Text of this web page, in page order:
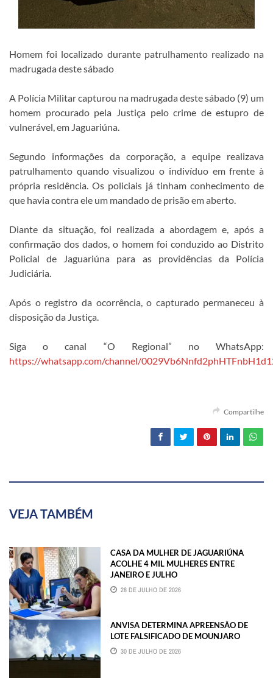
Homem foi localizado durante patrulhamento realizado na
madrugada deste sábado
A Polícia Militar capturou na madrugada deste sábado (9) um
homem procurado pela Justiça pelo crime de estupro de
vulnerável, em Jaguariúna.
Segundo informações da corporação, a equipe realizava
patrulhamento quando visualizou o indivíduo em frente à
própria residência. Os policiais já tinham conhecimento de
que havia contra ele um mandado de prisão em aberto.
Diante da situação, foi realizada a abordagem e, após a
confirmação dos dados, o homem foi conduzido ao Distrito
Policial de Jaguariúna para as providências da Polícia
Judiciária.
Após o registro da ocorrência, o capturado permaneceu à
disposição da Justiça.
Siga o canal “O Regional” no WhatsApp:
https://whatsapp.com/channel/
Compartilhe
VEJA TAMBÉM
CASA DA MULHER DE JAGUARIÚNA
ACOLHE 4 MIL MULHERES ENTRE
JANEIRO E JULHO
28 DE JULHO DE 2026
ANVISA DETERMINA APREENSÃO DE
LOTE FALSIFICADO DE MOUNJARO
30 DE JULHO DE 2026